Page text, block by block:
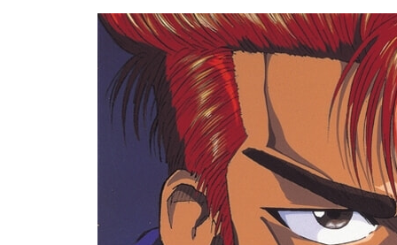
**디스크 구성
Vol.1
[TV DISC 1-3]
- 본 편(1~21화)
- SUPPLEMENT(부가영상 및 음성)